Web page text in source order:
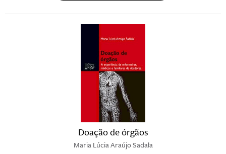
Doação de órgãos
Maria Lúcia Araújo Sadala